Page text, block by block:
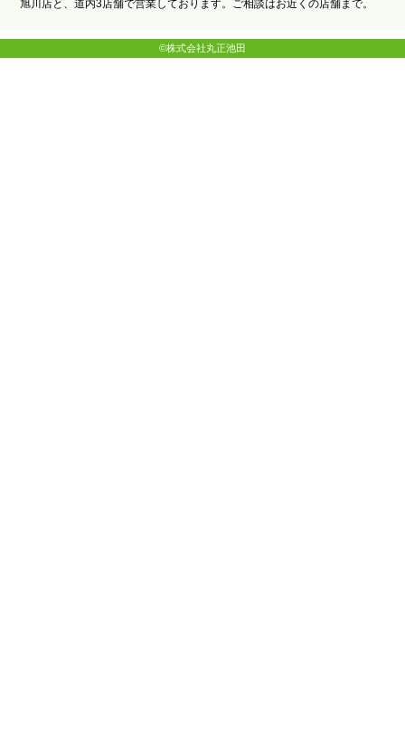
旭川店と、道内3店舗で営業しております。ご相談はお近くの店舗まで。
©株式会社丸正池田